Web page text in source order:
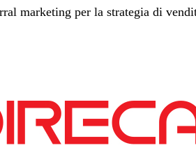
marketing per la strategia di